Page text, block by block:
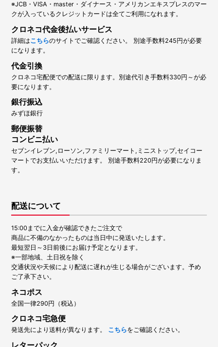
※JCB・VISA・master・ダイナース・アメリカンエキスプレスのマー
クが入っているクレジットカードは全てご利用になれます。
クロネコ代金後払いサービス
詳細はこちらのサイトでご確認ください。 別途手数料245円が必要
になります。
代金引換
クロネコ宅配便での配送に限ります。別途代引き手数料330円～が必
要になります。
銀行振込
みずほ銀行
郵便振替
コンビニ払い
セブンイレブン,ローソン,ファミリーマート,ミニストップ,セイコー
マートでお支払いいただけます。 別途手数料220円が必要になりま
す。
配送について
15:00までに入金が確認できたご注文で
商品に不備のなかったものは当日中に発送いたします。
最短翌日～3日前後にお届け予定となります。
※一部地域、土日祝を除く
交通状況や天候により配送に遅れが生じる場合がございます。予め
ご了承下さい。
ネコポス
全国一律290円（税込）
クロネコ宅急便
発送先により送料が異なります。 こちらをご確認ください。